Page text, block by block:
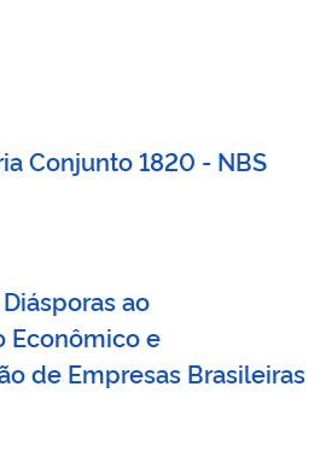
Conjunto 1820 - NBS
ao
Econômico e
de Empresas Brasileiras